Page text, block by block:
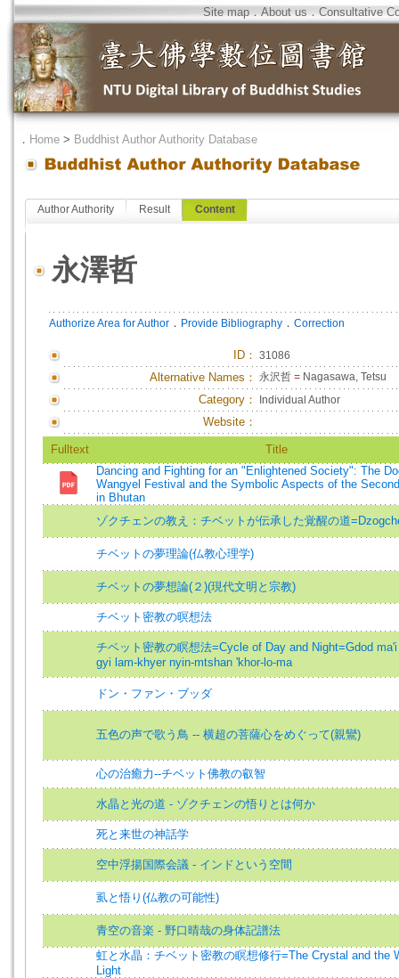
Site map．About us．Consultative
． Home > Buddhist Author Authority Database
Author Authority Result Content
永澤哲
Authorize Area for Author ． Provide Bibliography ． Correction
ID ： 31086
Alternative Names： 永沢哲 = Nagasawa, Tetsu
Category： Individual Author
Website：
Fulltext
Title
Dancing and Fighting for an "Enlightened Society": The
Wangyel Festival and the Symbolic Aspects of the
in Bhutan
ゾクチェンの教え：チベットが伝承した覚醒の道
チベットの夢理論(仏教心理学)
チベットの夢想論(２)(現代文明と宗教)
チベット密教の暝想法
チベット密教の瞑想法=Cycle of Day and Night=Gdod
gyi lam-khyer nyin-mtshan 'khor-lo-ma
ドン・ファン・ブッダ
五色の声で歌う鳥 -- 横超の菩薩心をめぐって(親鸞)
心の治癒力--チベット佛教の叡智
水晶と光の道 - ゾクチェンの悟りとは何か
死と来世の神話学
空中浮揚国際会議 - インドという空間
虱と悟り(仏教の可能性)
青空の音楽 - 野口晴哉の身体記譜法
虹と水晶：チベット密教の瞑想修行=The Crystal and the
Light